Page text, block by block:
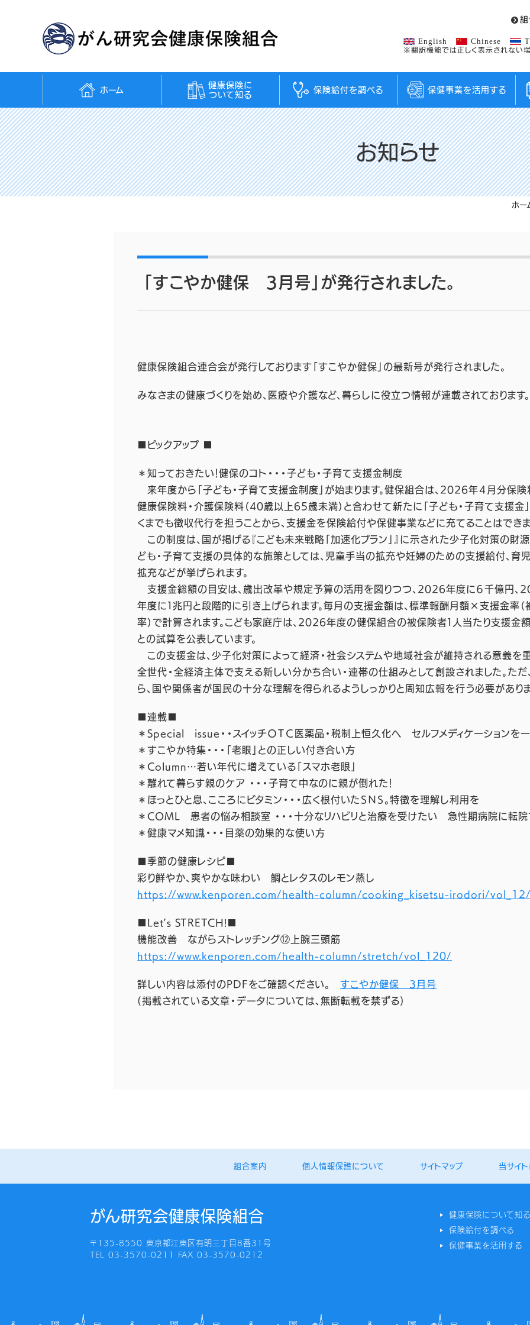
組
English Chinese
※翻訳機能では正しく表示されない場
ホーム
健康保険に
ついて知る
保険給付を調べる 保健事業を活用する
ホー
お知らせ
「すこやか健保 3月号」が発行されました。
健康保険組合連合会が発行しております「すこやか健保」の最新号が発行されました。
みなさまの健康づくりを始め、医療や介護など、暮らしに役立つ情報が連載されております
■ピックアップ ■
＊知っておきたい！健保のコト・・・子ども・子育て支援金制度
来年度から「子ども・子育て支援金制度」が始まります。健保組合は、2026年４月分保険料
健康保険料・介護保険料（40歳以上65歳未満）と合わせて新たに「子ども・子育て支援金」
くまでも徴収代行を担うことから、支援金を保険給付や保健事業などに充てることはできま
この制度は、国が掲げる『こども未来戦略「加速化プラン」』に示された少子化対策の財
ども・子育て支援の具体的な施策としては、児童手当の拡充や妊婦のための支援給付、
拡充などが挙げられます。
支援金総額の目安は、歳出改革や規定予算の活用を図りつつ、2026年度に６千億円、
年度に１兆円と段階的に引き上げられます。毎月の支援金額は、標準報酬月額×支援金率
率）で計算されます。こども家庭庁は、2026年度の健保組合の被保険者１人当たり支援
との試算を公表しています。
この支援金は、少子化対策によって経済・社会システムや地域社会が維持される意義を
全世代・全経済主体で支える新しい分かち合い・連帯の仕組みとして創設されました。た
ら、国や関係者が国民の十分な理解を得られるようしっかりと周知広報を行う必要がありま
■連載■
＊Special issue・・スイッチＯＴＣ医薬品・税制上恒久化へ セルフメディケーションを
＊すこやか特集・・・「老眼」との正しい付き合い方
＊Column…若い年代に増えている「スマホ老眼」
＊離れて暮らす親のケア ・・・子育て中なのに親が倒れた！
＊ほっとひと息、こころにビタミン・・・広く根付いたＳＮＳ。特徴を理解し利用を
＊COML 患者の悩み相談室 ・・・十分なリハビリと治療を受けたい 急性期病院に転院
＊健康マメ知識・・・目薬の効果的な使い方
■季節の健康レシピ■
彩り鮮やか、爽やかな味わい 鯛とレタスのレモン蒸し
https://www.kenporen.com/health-column/cooking_kisetsu-irodori/vol_12/
■Let’s STRETCH!■
機能改善 ながらストレッチング⑫上腕三頭筋
https://www.kenporen.com/health-column/stretch/vol_120/
詳しい内容は添付のPDFをご確認ください。 すこやか健保 3月号
(掲載されている文章・データについては、無断転載を禁ずる)
組合案内 個人情報保護について サイトマップ 当サイ
がん研究会健康保険組合
〒135-8550 東京都江東区有明三丁目8番31号
TEL 03-3570-0211 FAX 03-3570-0212
健康保険について知る
保険給付を調べる
保健事業を活用する